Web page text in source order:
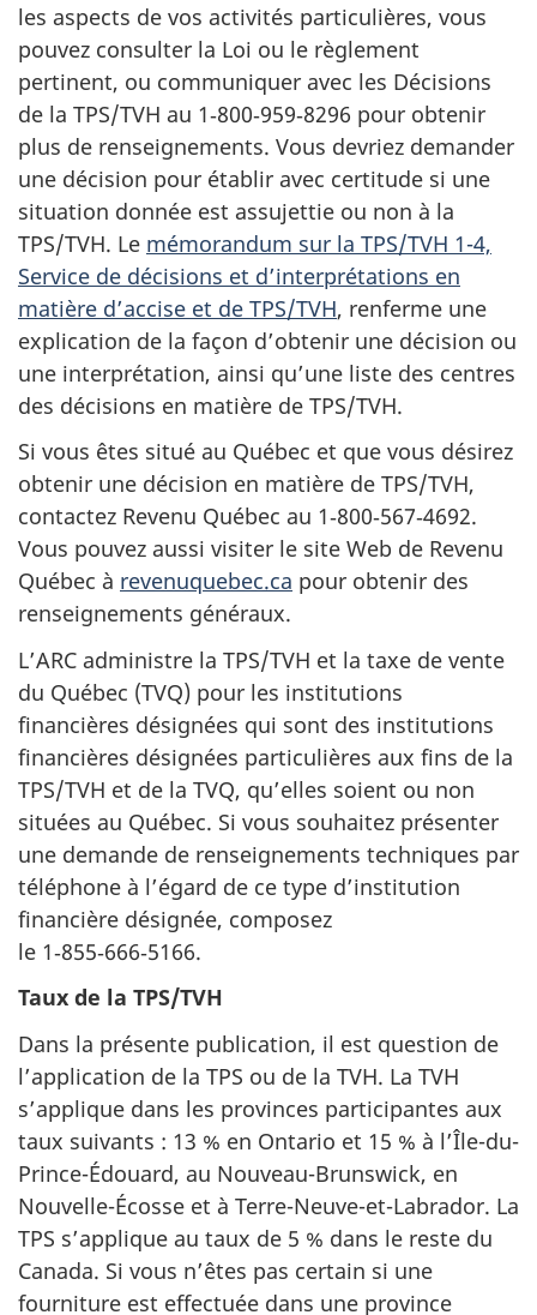
les aspects de vos activités particulières, vous
pouvez consulter la Loi ou le règlement
pertinent, ou communiquer avec les Décisions
de la TPS/TVH au 1‑800‑959‑8296 pour obtenir
plus de renseignements. Vous devriez demander
une décision pour établir avec certitude si une
situation donnée est assujettie ou non à la
TPS/TVH. Le mémorandum sur la TPS/TVH 1-4,
Service de décisions et d’interprétations en
matière d’accise et de TPS/TVH, renferme une
explication de la façon d’obtenir une décision ou
une interprétation, ainsi qu’une liste des centres
des décisions en matière de TPS/TVH.
Si vous êtes situé au Québec et que vous désirez
obtenir une décision en matière de TPS/TVH,
contactez Revenu Québec au 1‑800‑567‑4692.
Vous pouvez aussi visiter le site Web de Revenu
Québec à revenuquebec.ca pour obtenir des
renseignements généraux.
L’ARC administre la TPS/TVH et la taxe de vente
du Québec (TVQ) pour les institutions
financières désignées qui sont des institutions
financières désignées particulières aux fins de la
TPS/TVH et de la TVQ, qu’elles soient ou non
situées au Québec. Si vous souhaitez présenter
une demande de renseignements techniques par
téléphone à l’égard de ce type d’institution
financière désignée, composez
le 1‑855‑666‑5166.
Taux de la TPS/TVH
Dans la présente publication, il est question de
l’application de la TPS ou de la TVH. La TVH
s’applique dans les provinces participantes aux
taux suivants : 13 % en Ontario et 15 % à l’Île-du-
Prince-Édouard, au Nouveau-Brunswick, en
Nouvelle-Écosse et à Terre-Neuve-et-Labrador. La
TPS s’applique au taux de 5 % dans le reste du
Canada. Si vous n’êtes pas certain si une
fourniture est effectuée dans une province